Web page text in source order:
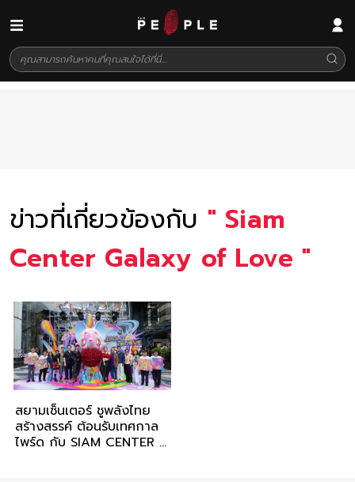
ข่าวที่เกี่ยวข้องกับ " Siam
Center Galaxy of Love "
สยามเซ็นเตอร์ ชูพลังไทย
สร้างสรรค์ ต้อนรับเทศกาล
ไพร์ด กับ SIAM CENTER x